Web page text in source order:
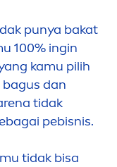
punya bakat
100% ingin
kamu pilih
bagus dan
tidak
pebisnis.
tidak bisa